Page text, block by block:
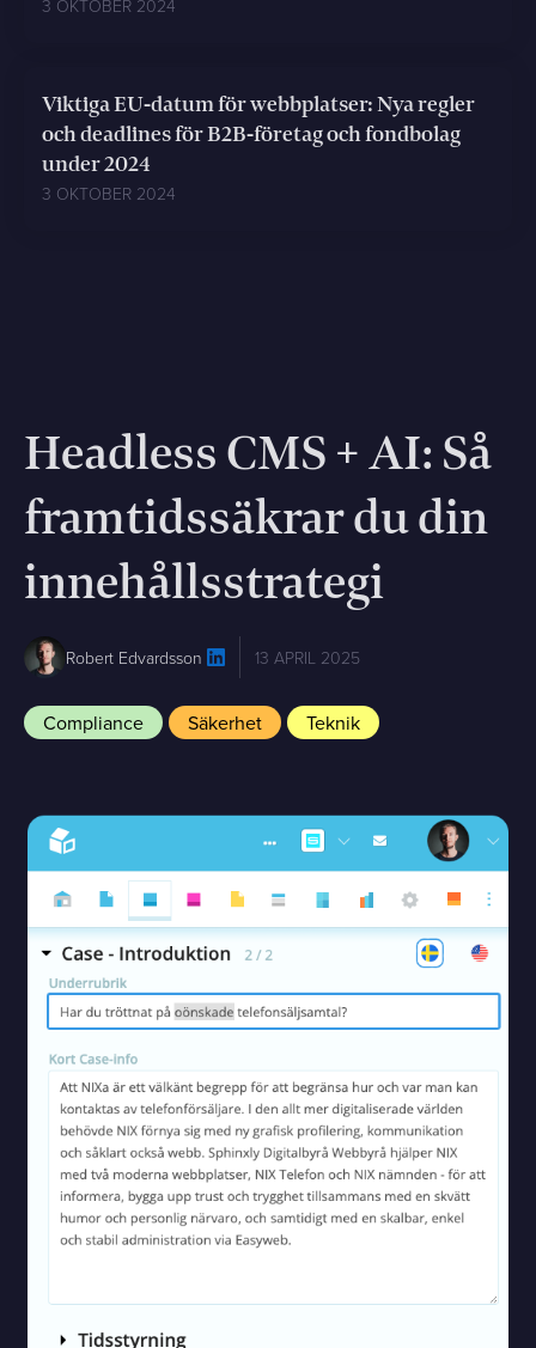
3 OKTOBER 2024
Viktiga EU-datum för webbplatser: Nya regler
och deadlines för B2B-företag och fondbolag
under 2024
3 OKTOBER 2024
Headless CMS + AI: Så
framtidssäkrar du din
innehållsstrategi
Robert Edvardsson 13 APRIL 2025
Compliance Säkerhet Teknik